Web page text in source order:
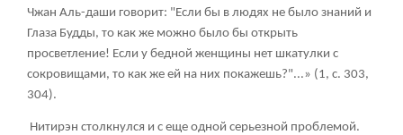
Чжан Аль-даши говорит: "Если бы в людях не было знаний и
Глаза Будды, то как же можно было бы открыть
просветление! Если у бедной женщины нет шкатулки с
сокровищами, то как же ей на них покажешь?"...» (1, с. 303,
304).
Нитирэн столкнулся и с еще одной серьезной проблемой.